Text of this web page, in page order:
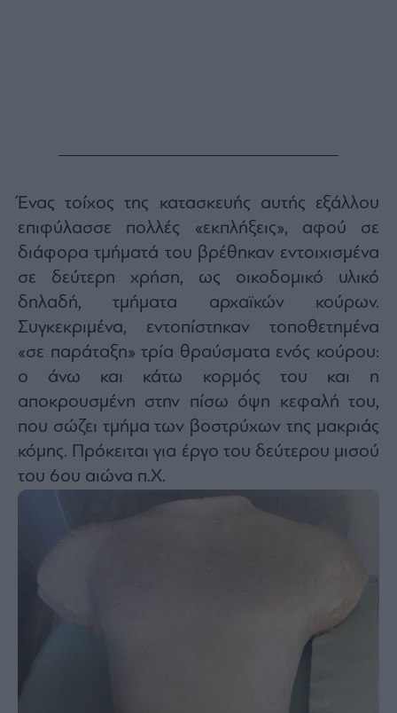
Ένας τοίχος της κατασκευής αυτής εξάλλου
επιφύλασσε πολλές «εκπλήξεις», αφού σε
διάφορα τμήματά του βρέθηκαν εντοιχισμένα
σε δεύτερη χρήση, ως οικοδομικό υλικό
δηλαδή, τμήματα αρχαϊκών κούρων.
Συγκεκριμένα, εντοπίστηκαν τοποθετημένα
«σε παράταξη» τρία θραύσματα ενός κούρου:
ο άνω και κάτω κορμός του και η
αποκρουσμένη στην πίσω όψη κεφαλή του,
που σώζει τμήμα των βοστρύχων της μακριάς
κόμης. Πρόκειται για έργο του δεύτερου μισού
του 6ου αιώνα π.Χ.